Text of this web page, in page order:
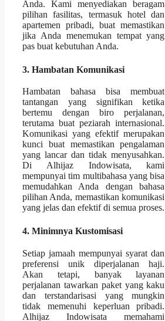
Anda. Kami menyediakan beragam
pilihan fasilitas, termasuk hotel dan
apartemen pribadi, buat memastikan
jika Anda menemukan tempat yang
pas buat kebutuhan Anda.
3. Hambatan Komunikasi
Hambatan bahasa bisa membuat
tantangan yang signifikan ketika
bertemu dengan biro perjalanan,
terutama buat peziarah internasional.
Komunikasi yang efektif merupakan
kunci buat memastikan pengalaman
yang lancar dan tidak menyusahkan.
Di Alhijaz Indowisata, kami
mempunyai tim multibahasa yang bisa
memudahkan Anda dengan bahasa
pilihan Anda, memastikan komunikasi
yang jelas dan efektif di semua proses.
4. Minimnya Kustomisasi
Setiap jamaah mempunyai syarat dan
preferensi unik diperjalanan haji.
Akan tetapi, banyak layanan
perjalanan tawarkan paket yang kaku
dan terstandarisasi yang mungkin
tidak memenuhi keperluan pribadi.
Alhijaz Indowisata memahami